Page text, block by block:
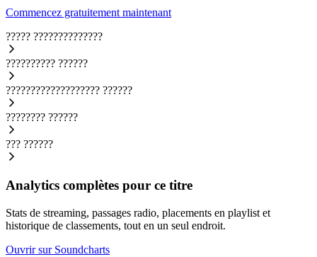
Commencez gratuitement maintenant
????? ??????????????
?????????? ??????
??????????????????? ??????
???????? ??????
??? ??????
Analytics complètes pour ce titre
Stats de streaming, passages radio, placements en playlist et
historique de classements, tout en un seul endroit.
Ouvrir sur Soundcharts